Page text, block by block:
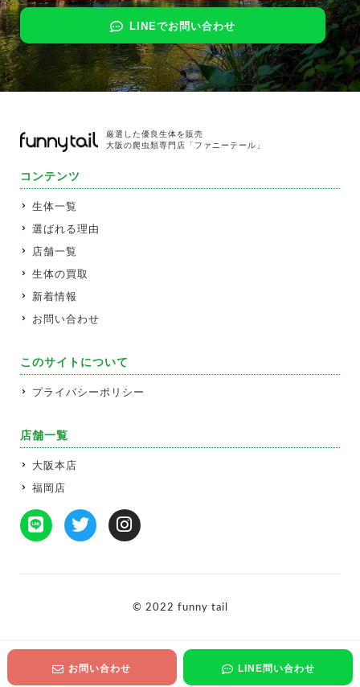
LINEでお問い合わせ
お問い合わせ LINE問い合わせ
厳選した優良生体を販売
大阪の爬虫類専門店「ファニーテール」
コンテンツ
生体一覧
選ばれる理由
店舗一覧
生体の買取
新着情報
お問い合わせ
このサイトについて
プライバシーポリシー
店舗一覧
大阪本店
福岡店
© 2022 funny tail